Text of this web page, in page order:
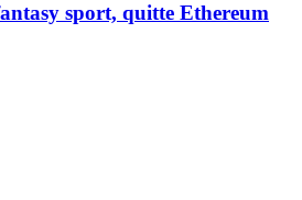
sport, quitte Ethereum